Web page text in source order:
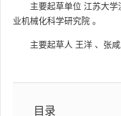
主要起草单位 江苏大学
业机械化科学研究院 。
主要起草人 王洋 、 张
目录